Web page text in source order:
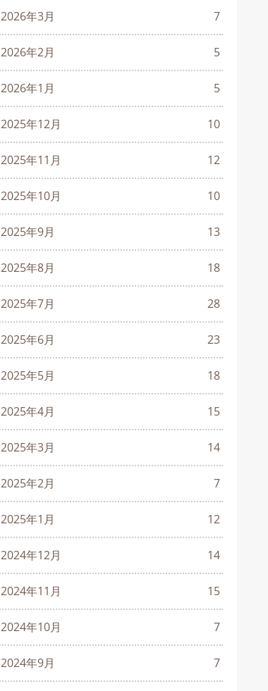
2026年3月 7
2026年2月 5
2026年1月 5
2025年12月 10
2025年11月 12
2025年10月 10
2025年9月 13
2025年8月 18
2025年7月 28
2025年6月 23
2025年5月 18
2025年4月 15
2025年3月 14
2025年2月 7
2025年1月 12
2024年12月 14
2024年11月 15
2024年10月 7
2024年9月 7